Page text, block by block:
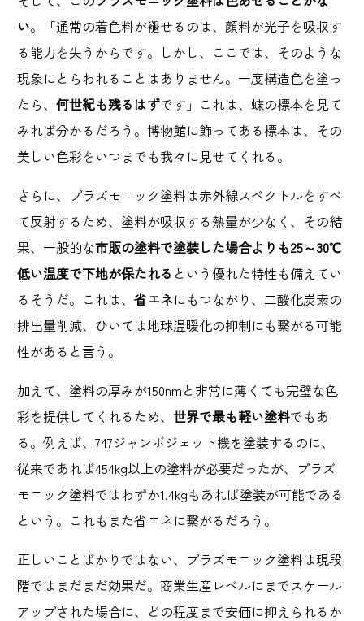
い。「通常の着色料が褪せるのは、顔料が光子を吸収す
る能力を失うからです。しかし、ここでは、そのような
現象にとらわれることはありません。一度構造色を塗っ
たら、何世紀も残るはずです」これは、蝶の標本を見て
みれば分かるだろう。博物館に飾ってある標本は、その
美しい色彩をいつまでも我々に見せてくれる。
さらに、プラズモニック塗料は赤外線スペクトルをすべ
て反射するため、塗料が吸収する熱量が少なく、その結
果、一般的な市販の塗料で塗装した場合よりも25～30℃
低い温度で下地が保たれる という優れた特性も備えてい
るそうだ。これは、省エネにもつながり、二酸化炭素の
排出量削減、ひいては地球温暖化の抑制にも繋がる可能
性があると言う。
加えて、塗料の厚みが150nmと非常に薄くても完璧な色
彩を提供してくれるため、世界で最も軽い塗料でもあ
る。例えば、747ジャンボジェット機を塗装するのに、
従来であれば454kg以上の塗料が必要だったが、プラズ
モニック塗料ではわずか1.4kgもあれば塗装が可能である
という。これもまた省エネに繋がるだろう。
正しいことばかりではない、プラズモニック塗料は現段
階ではまだまだ効果だ。商業生産レベルにまでスケール
アップされた場合に、どの程度まで安価に抑えられるか